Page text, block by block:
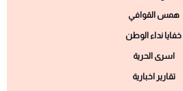
همس القوافي
خفايا نداء الوطن
اسرى الحرية
تقارير اخبارية